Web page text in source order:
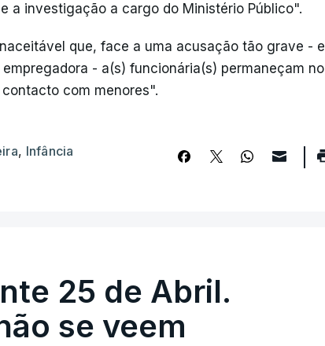
a investigação a cargo do Ministério Público".
que, face a uma acusação tão grave - e
- a(s) funcionária(s) permaneçam no
com menores".
, Infância
25 de Abril.
se veem